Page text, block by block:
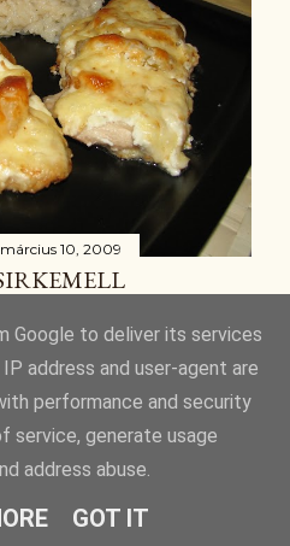
március 10, 2009
Blogger
Google to deliver its services
address and user-agent are
performance and security
service, generate usage
address abuse.
GOT IT